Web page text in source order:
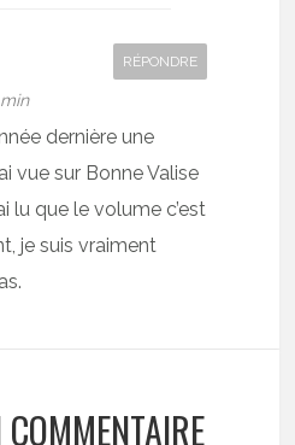
RÉPONDRE
dernière une
vue sur Bonne Valise
lu que le volume c’est
je suis vraiment